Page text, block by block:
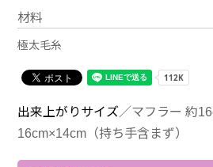
材料
極太毛糸
出来上がりサイズ／マフラー 約
16cm×14cm（持ち手含まず）